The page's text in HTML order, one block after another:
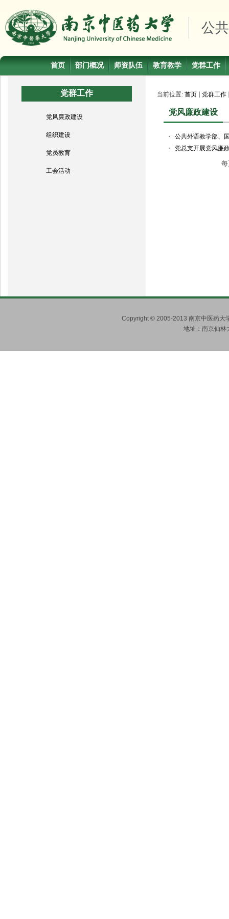
公
首页 部门概况 师资队伍 教育教学 党群工作
党群工作
党风廉政建设
组织建设
党员教育
工会活动
当前位置: 首页 党群工作
党风廉政建设
・
公共外语教学部、
・
党总支开展党风廉
Copyright © 2005-2013 南京中医药大
地址：南京仙林